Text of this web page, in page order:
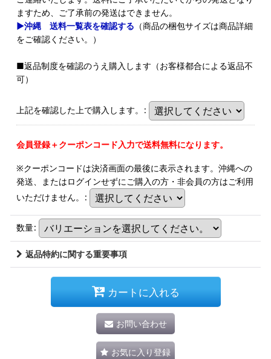
ますため、ご了承前の発送はできません。
▶沖縄 送料一覧表を確認する （商品の梱包サイズは商品詳細
をご確認ください。）
■返品制度を確認のうえ購入します（お客様都合による返品不
可）
上記を確認した上で購入します。 :
会員登録＋クーポンコード入力で送料無料になります。
※クーポンコードは決済画面の最後に表示されます。沖縄への
発送、またはログインせずにご購入の方・非会員の方はご利用
いただけません。 :
数量:
返品特約に関する重要事項
カートに入れる
お問い合わせ
お気に入り登録